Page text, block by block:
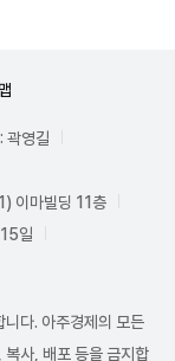
곽영길
이마빌딩 11층
일
다. 아주경제의 모든
사, 배포 등을 금지합